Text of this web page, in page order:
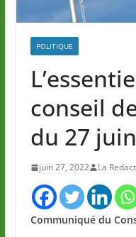
POLITIQUE
conseil
du 27
juin 27, 2022 La
Communiqué du